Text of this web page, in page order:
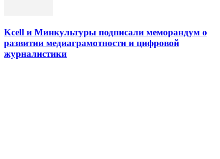
Kcell и Минкультуры подписали меморандум о
развитии медиаграмотности и цифровой
журналистики